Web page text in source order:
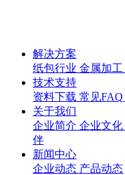
解决方案
纸包行业 金属加工
技术支持
资料下载 常见FAQ
关于我们
企业简介 企业文化
伴
新闻中心
企业动态 产品动态